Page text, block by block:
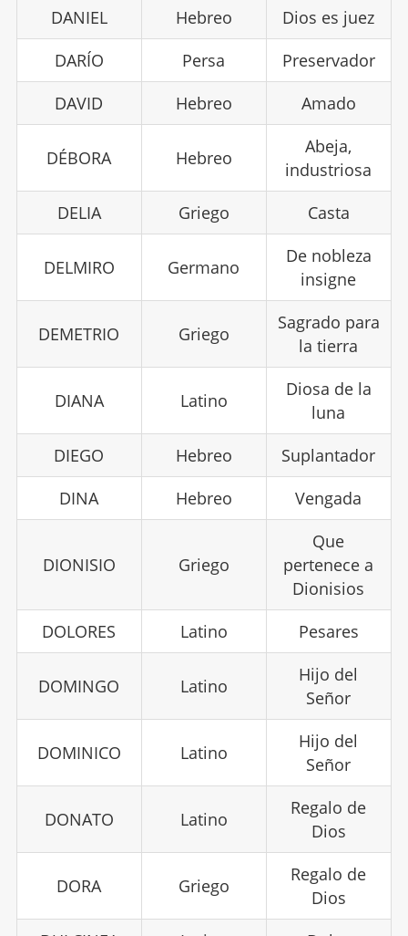
DANIEL
Hebreo
Dios es juez
DARÍO
Persa
Preservador
DAVID
Hebreo Amado
DÉBORA Hebreo
Abeja,
industriosa
DELIA
Griego Casta
DELMIRO Germano
De nobleza
insigne
DEMETRIO Griego
Sagrado para
la tierra
DIANA Latino
Diosa de la
luna
DIEGO
Hebreo
Suplantador
DINA
Hebreo Vengada
DIONISIO Griego
Que
pertenece a
Dionisios
DOLORES
Latino Pesares
DOMINGO Latino
Hijo del
Señor
DOMINICO Latino
Hijo del
Señor
DONATO Latino
Regalo de
Dios
DORA Griego
Regalo de
Dios